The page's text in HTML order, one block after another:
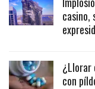
casino,
¿Llorar
con